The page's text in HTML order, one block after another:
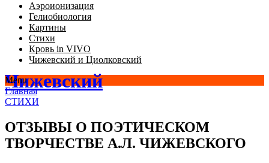
Чижевский
Аэроионизация
Гелиобиология
Картины
Стихи
Кровь in VIVO
Чижевский и Циолковский
Menu
Главная
СТИХИ
ОТЗЫВЫ О ПОЭТИЧЕСКОМ
ТВОРЧЕСТВЕ А.Л. ЧИЖЕВСКОГО